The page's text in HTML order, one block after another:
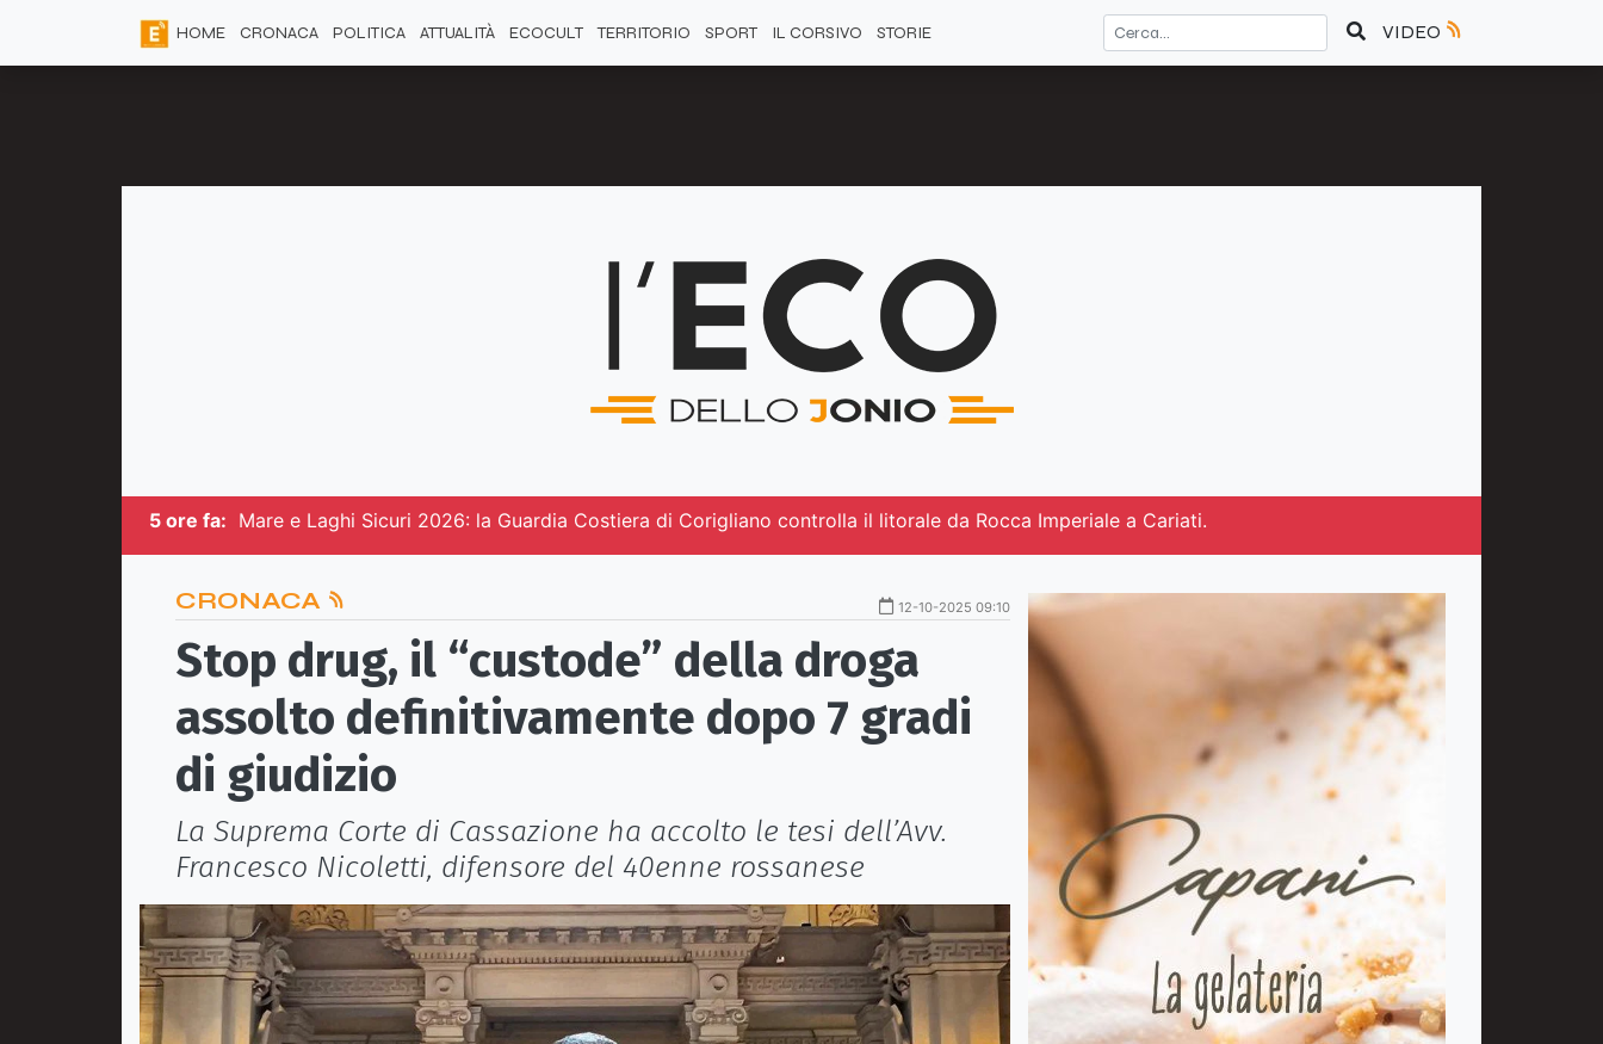
HOME CRONACA POLITICA ATTUALITÀ ECOCULT TERRITORIO SPORT IL CORSIVO STORIE VIDEO
5 ore fa: Mare e Laghi Sicuri 2026: la Guardia Costiera di Corigliano controlla il litorale da Rocca Imperiale a Cariati.
CRONACA 12-10-2025 09:10
Stop drug, il “custode” della droga
assolto definitivamente dopo 7 gradi
di giudizio
La Suprema Corte di Cassazione ha accolto le tesi dell’Avv.
Francesco Nicoletti, difensore del 40enne rossanese